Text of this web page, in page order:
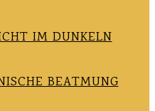
IM DUNKELN
BEATMUNG